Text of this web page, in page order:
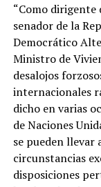
“Como
senador de la
Democrático
Ministro de
desalojos
internacionales
dicho en varias
de Naciones
se pueden llevar
circunstancias
disposiciones